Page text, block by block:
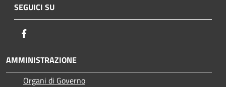
SEGUICI SU
AMMINISTRAZIONE
Organi di Governo